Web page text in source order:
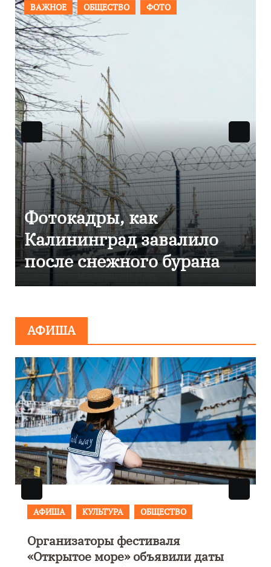
ПРОИСШЕСТВИЯ ФОТО
Фоторепортаж как в
Калининграде
эвакуировали ТЦ из-за
сообщения о
АФИША
АФИША
В Калининграде пройдет
фестиваль искусств «Зимние